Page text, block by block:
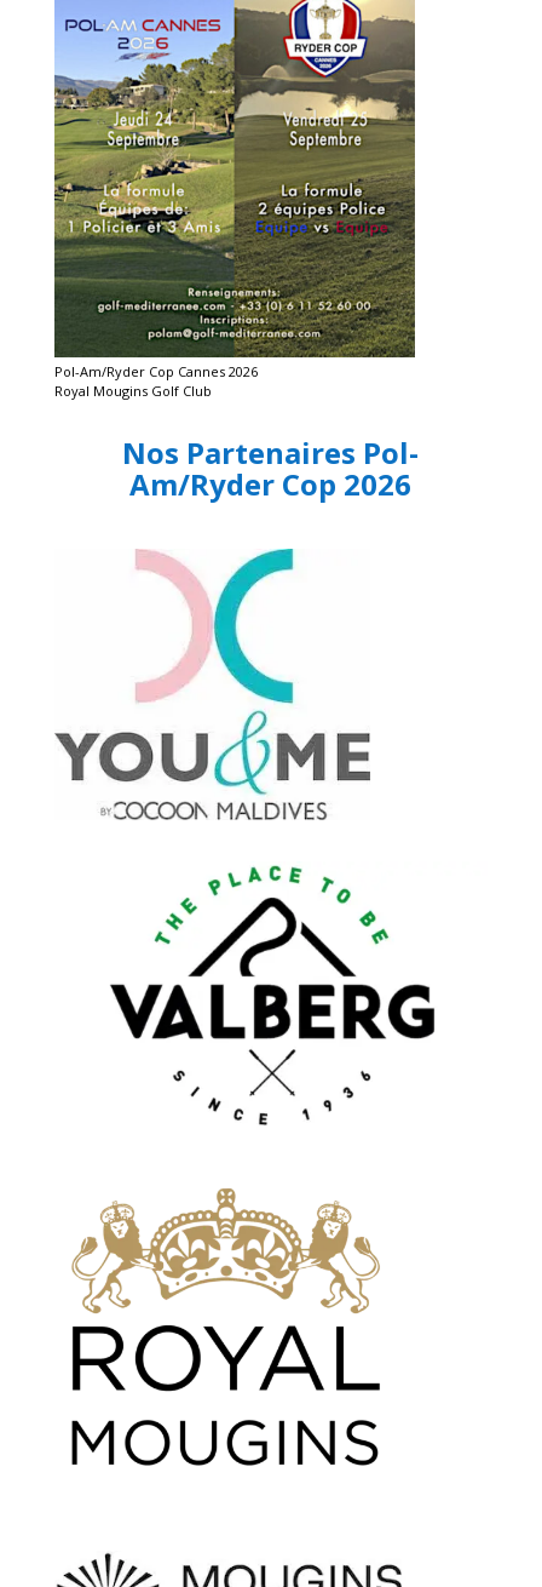
Pol-Am/Ryder Cop Cannes 2026
Royal Mougins Golf Club
Nos Partenaires Pol-
Am/Ryder Cop 2026